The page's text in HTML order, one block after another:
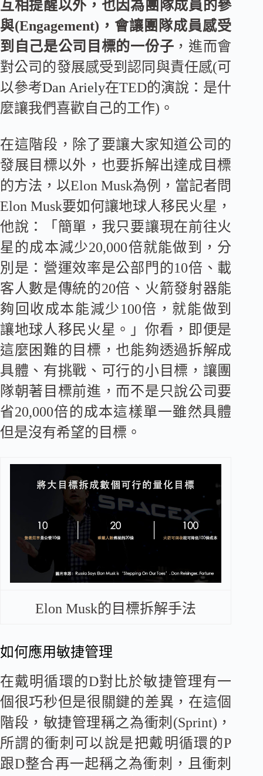
互相提醒以外，也因為團隊成員的參
與(Engagement)，會讓團隊成員感受
到自己是公司目標的一份子 ，進而會
對公司的發展感受到認同與責任感(可
以參考Dan Ariely在TED的演說：是什
麼讓我們喜歡自己的工作)。
在這階段，除了要讓大家知道公司的
發展目標以外，也要拆解出達成目標
的方法，以Elon Musk為例，當記者問
Elon Musk要如何讓地球人移民火星，
他說：「簡單，我只要讓現在前往火
星的成本減少20,000倍就能做到，分
別是：營運效率是公部門的10倍、載
客人數是傳統的20倍、火箭發射器能
夠回收成本能減少100倍，就能做到
讓地球人移民火星。」你看，即便是
這麼困難的目標，也能夠透過拆解成
具體、有挑戰、可行的小目標，讓團
隊朝著目標前進，而不是只說公司要
省20,000倍的成本這樣單一雖然具體
但是沒有希望的目標。
Elon Musk的目標拆解手法
如何應用敏捷管理
在戴明循環的D對比於敏捷管理有一
個很巧秒但是很關鍵的差異，在這個
階段，敏捷管理稱之為衝刺(Sprint)，
所謂的衝刺可以說是把戴明循環的P
跟D整合再一起稱之為衝刺，且衝刺